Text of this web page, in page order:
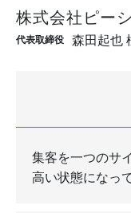
株式会社ピー
代表取締役 森田起也
集客を一つのサ
高い状態になっ